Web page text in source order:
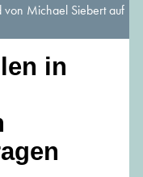
Michael Siebert auf
in